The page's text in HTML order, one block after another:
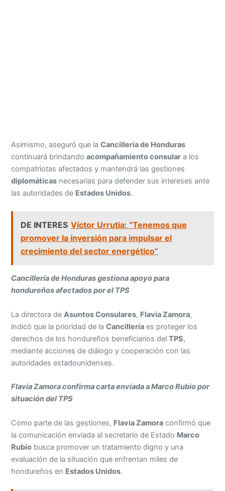
Asimismo, aseguró que laCancillería de Honduras
continuará brindandoacompañamiento consular a los
compatriotas afectados y mantendrá las gestiones
diplomáticas necesarias para defender sus intereses ante
las autoridades de Estados Unidos.
DE INTERES Víctor Urrutia: “Tenemos que
promover la inversión para impulsar el
crecimiento del sector energético”
Cancillería de Honduras gestiona apoyo para
hondureños afectados por el TPS
La directora deAsuntos Consulares, Flavia Zamora,
indicó que la prioridad de laCancillería es proteger los
derechos de los hondureños beneficiarios delTPS,
mediante acciones de diálogo y cooperación con las
autoridades estadounidenses.
Flavia Zamora confirma carta enviada a Marco Rubio por
situación del TPS
Como parte de las gestiones, Flavia Zamora confirmó que
la comunicación enviada al secretario de Estado Marco
Rubio busca promover un tratamiento digno y una
evaluación de la situación que enfrentan miles de
hondureños en Estados Unidos.